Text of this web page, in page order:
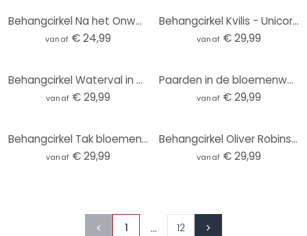
Behangcirkel Na het Onweer - vliesbehang/zelfklevend vliesbehang
vanaf € 24,99
Behangcirkel Kvilis - Unicorn Dreams - vliesbehang/zelfklevend vliesbehang
vanaf € 29,99
Behangcirkel Waterval in het Bos - vliesbehang/zelfklevend vliesbehang
vanaf € 29,99
Paarden in de bloemenweide | Fotobehang met paardenmotief - Kikki Belle - rond - zelfklevend/niet-ge
vanaf € 29,99
Behangcirkel Tak bloemen op vintage goud - Paksoylu - vliesbehang/zelfklevend vliesbehang
vanaf € 29,99
Behangcirkel Oliver Robins - Speelstraat - vliesbehang/zelfklevend vliesbehang
vanaf € 29,99
1 ... 12